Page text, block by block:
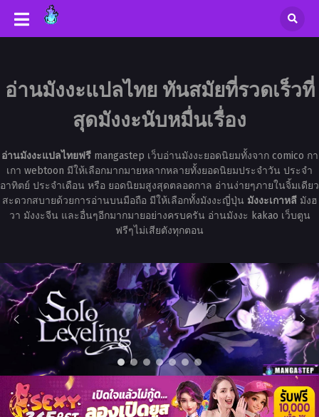
อ่านมังงะแปลไทย ทันสมัยที่รวดเร็วที่
สุดมังงะนับหมื่นเรื่อง
อ่านมังงะแปลไทยฟรีmangastep เว็บอ่านมังงะยอดนิยมทั้งจาก comico กา
เกา webtoon มีให้เลือกมากมายหลากหลายทั้งยอดนิยมประจำวัน ประจำ
อาทิตย์ ประจำเดือน หรือ ยอดนิยมสูงสุดตลอดกาล อ่านง่ายๆภายในจิ้มเดียว
สะดวกสบายด้วยการอ่านบนมือถือ มีให้เลือกทั้งมังงะญี่ปุ่น มังงะเกาหลีมังฮ
วา มังงะจีน และอื่นๆอีกมากมายอย่างครบครัน อ่านมังงะ kakao เว็บตูน
ฟรีๆไม่เสียตังทุกตอน